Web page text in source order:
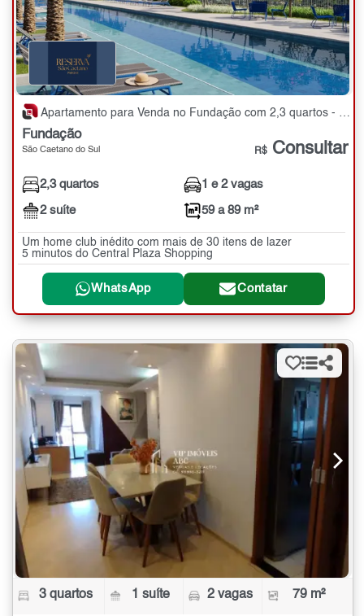
Apartamento para Venda no Fundação com 2,3 quartos - 59 a 89 m²
Fundação
São Caetano do Sul R$ Consultar
2,3 quartos
2 suíte
1 e 2 vagas
59 a 89 m²
Um home club inédito com mais de 30 itens de lazer
5 minutos do Central Plaza Shopping
WhatsApp Contatar
3 quartos 1 suíte 2 vagas 79 m²